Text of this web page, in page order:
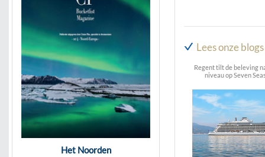
Het Noorden
Lees onze
Regent tilt de beleving
niveau op Seven